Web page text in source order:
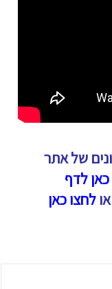
של אתר
לדף
אולחצו כאן